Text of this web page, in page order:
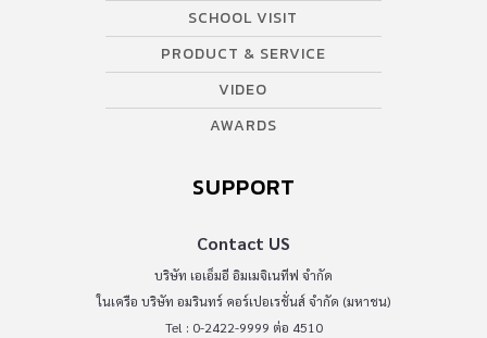
SCHOOL VISIT
PRODUCT & SERVICE
VIDEO
AWARDS
SUPPORT
Contact US
บริษัท เอเอ็มอี อิมเมจิเนทีฟ จำกัด
ในเครือ บริษัท อมรินทร์ คอร์เปอเรชั่นส์ จำกัด (มหาชน)
Tel : 0-2422-9999 ต่อ 4510